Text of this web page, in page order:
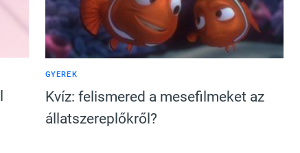
GYEREK
Kvíz: felismered a mesefilmeket az
állatszereplőkről?